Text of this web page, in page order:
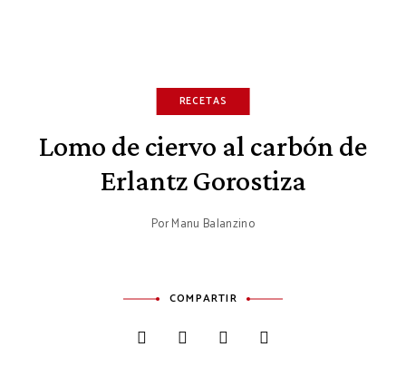
RECETAS
Lomo de ciervo al carbón de
Erlantz Gorostiza
PorManu Balanzino
COMPARTIR